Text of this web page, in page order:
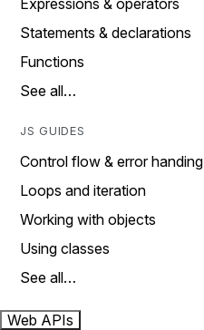
Expressions & operators
Statements & declarations
Functions
See all…
JS GUIDES
Control flow & error handing
Loops and iteration
Working with objects
Using classes
See all…
Web APIs